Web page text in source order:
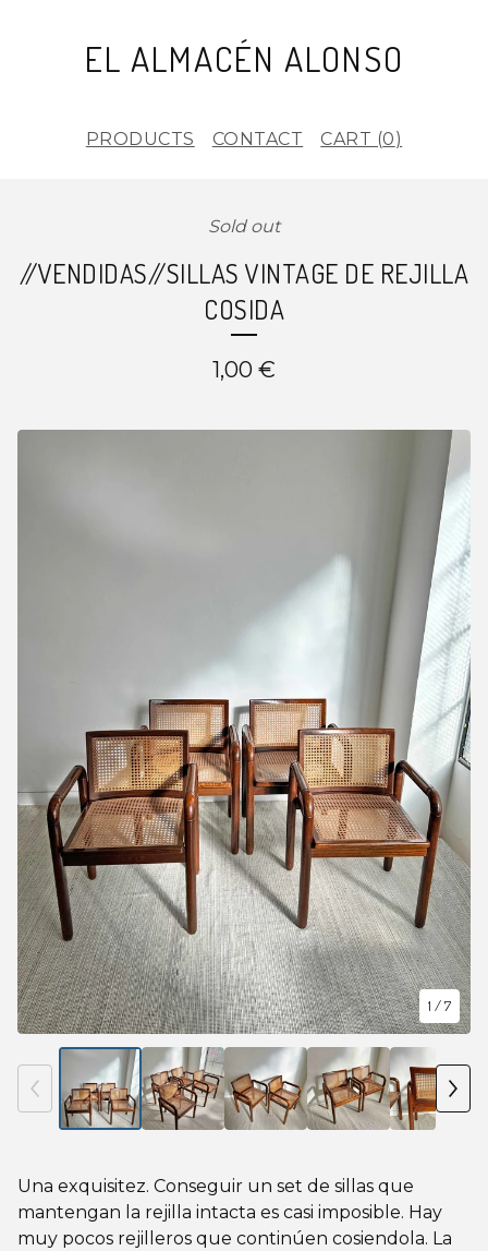
EL ALMACÉN ALONSO
PRODUCTS CONTACT CART (0)
Sold out
//VENDIDAS//SILLAS VINTAGE DE REJILLA
COSIDA
1,00 €
Una exquisitez. Conseguir un set de sillas que
mantengan la rejilla intacta es casi imposible. Hay
muy pocos rejilleros que continúen cosiendola. La
1 / 7